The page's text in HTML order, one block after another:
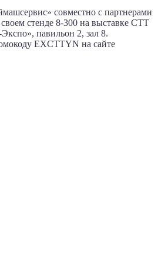
совместно с партнерами
стенде 8‑300 на выставке CTT
павильон 2, зал 8.
EXCTTYN на сайте